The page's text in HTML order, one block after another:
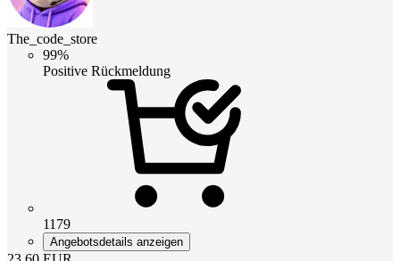
The_code_store
99%
Positive Rückmeldung
1179
Angebotsdetails anzeigen